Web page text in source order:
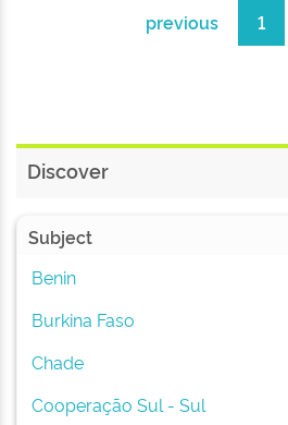
previous 1
Discover
Subject
Benin
Burkina Faso
Chade
Cooperação Sul - Sul